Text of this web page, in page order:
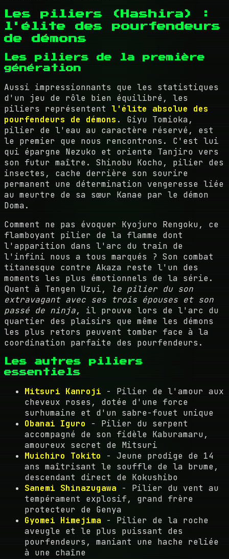
Les piliers (Hashira) :
l'élite des pourfendeurs
de démons
Les piliers de la première
génération
Aussi impressionnants que les statistiques
d'un jeu de rôle bien équilibré, les
piliers représentent l'élite absolue des
pourfendeurs de démons . Giyu Tomioka,
pilier de l'eau au caractère réservé, est
le premier que nous rencontrons. C'est lui
qui épargne Nezuko et oriente Tanjiro vers
son futur maître. Shinobu Kocho, pilier des
insectes, cache derrière son sourire
permanent une détermination vengeresse liée
au meurtre de sa sœur Kanae par le démon
Doma.
Comment ne pas évoquer Kyojuro Rengoku, ce
flamboyant pilier de la flamme dont
l'apparition dans l'arc du train de
l'infini nous a tous marqués ? Son combat
titanesque contre Akaza reste l'un des
moments les plus émotionnels de la série.
Quant à Tengen Uzui,
le pilier du son
extravagant avec ses trois épouses et son
passé de ninja, il prouve lors de l'arc du
quartier des plaisirs que même les démons
les plus retors peuvent tomber face à la
coordination parfaite des pourfendeurs.
Les autres piliers
essentiels
Mitsuri Kanroji - Pilier de l'amour aux
cheveux roses, dotée d'une force
surhumaine et d'un sabre-fouet unique
Obanai Iguro - Pilier du serpent
accompagné de son fidèle Kaburamaru,
amoureux secret de Mitsuri
Muichiro Tokito - Jeune prodige de 14
ans maîtrisant le souffle de la brume,
descendant direct de Kokushibo
Sanemi Shinazugawa - Pilier du vent au
tempérament explosif, grand frère
protecteur de Genya
Gyomei Himejima - Pilier de la roche
aveugle et le plus puissant des
pourfendeurs, maniant une hache reliée
à une chaîne